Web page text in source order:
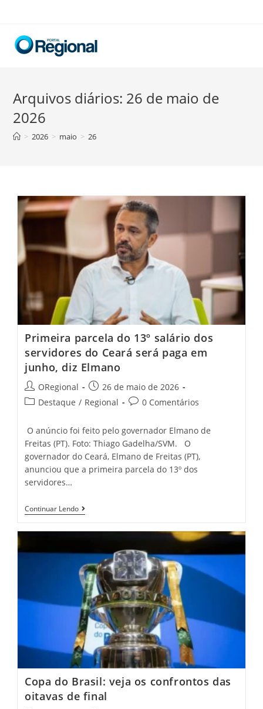
content
Arquivos diários: 26 de maio de
2026
> 2026 > maio > 26
Primeira parcela do 13º salário dos
servidores do Ceará será paga em
junho, diz Elmano
Post
author:
ORegional
Post
published:
26 de maio de 2026
PostDestaque / Regional
Post0 Comentários
O anúncio foi feito pelo governador Elmano de
Freitas (PT). Foto: Thiago Gadelha/SVM. O
governador do Ceará, Elmano de Freitas (PT),
anunciou que a primeira parcela do 13º dos
servidores…
Continuar LendoPrimeira
Parcela
Dos
Servidores
Do
Ceará
Será
Paga
Em
Junho,
Diz
Elmano
Copa do Brasil: veja os confrontos das
oitavas de final